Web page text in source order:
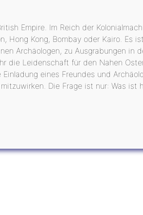
Empire. Im Reich der
Hong Kong, Bombay oder Kairo. Es
Archäologen, zu Ausgrabungen in
die Leidenschaft für den Nahen
eines Freundes und
Die Frage ist nur: Was ist